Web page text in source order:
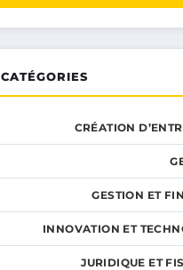
CATÉGORIES
CRÉATION
GESTION ET
INNOVATION ET
JURIDIQUE ET